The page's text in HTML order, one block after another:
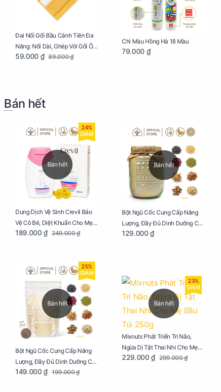
Đai Nối Gối Bầu Cánh Tiên Đa
Năng: Nối Dài, Ghép Với Gối Ôm
Dễ Dàng
59.000 ₫ 89.000 ₫
Chì Màu Hồng Hà 18 Màu
79.000 ₫
Bán hết
Bán hết
24%
GIẢM
Dung Dịch Vệ Sinh Crevil Bảo
Vệ Cô Bé, Diệt Khuẩn Cho Mẹ
Bầu Chai 100ml
189.000 ₫ 249.000 ₫
Bán hết
Bột Ngũ Cốc Cung Cấp Năng
Lượng, Đầy Đủ Dinh Dưỡng Cho
Mẹ Bầu Hũ 250g
129.000 ₫
Bán hết
25%
GIẢM
Bột Ngũ Cốc Cung Cấp Năng
Lượng, Đầy Đủ Dinh Dưỡng Cho
Mẹ Bầu Túi 250g
149.000 ₫ 199.000 ₫
Bán hết
23%
GIẢM
Mixnuts Phát Triển Trí Não,
Ngừa Dị Tật Thai Nhi Cho Mẹ
Bầu Túi 250g
229.000 ₫ 299.000 ₫